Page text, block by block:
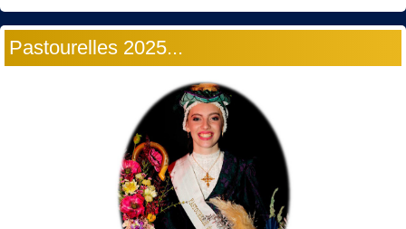
Pastourelles 2025...